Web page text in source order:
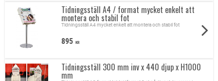
Tidningsställ A4 / format mycket enkelt att
montera och stabil fot
Tidningsställ A4 mycket enkelt att montera och stabil fot
895 KR
Tidningsställ 300 mm inv x 440 djup x H1000
mm